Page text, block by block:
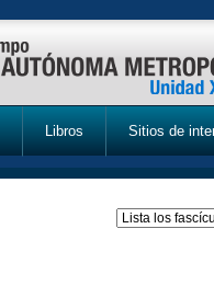
Libros Sitios de